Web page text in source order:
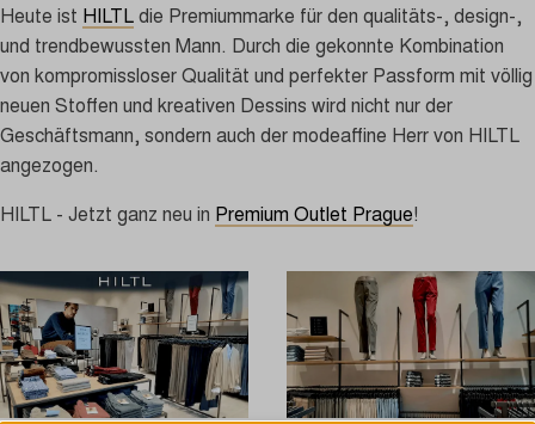
Heute ist HILTLdie Premiummarke für den qualitäts-, design-,
und trendbewussten Mann. Durch die gekonnte Kombination
von kompromissloser Qualität und perfekter Passform mit völlig
neuen Stoffen und kreativen Dessins wird nicht nur der
Geschäftsmann, sondern auch der modeaffine Herr von HILTL
angezogen.
HILTL - Jetzt ganz neu in Premium Outlet Prague!